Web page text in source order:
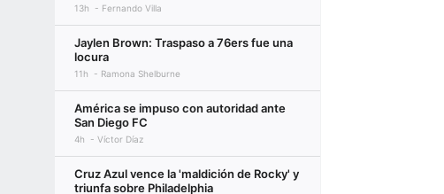
13h Fernando Villa
Jaylen Brown: Traspaso a 76ers fue una
locura
11h Ramona Shelburne
América se impuso con autoridad ante
San Diego FC
4h Víctor Díaz
Cruz Azul vence la 'maldición de Rocky' y
triunfa sobre Philadelphia